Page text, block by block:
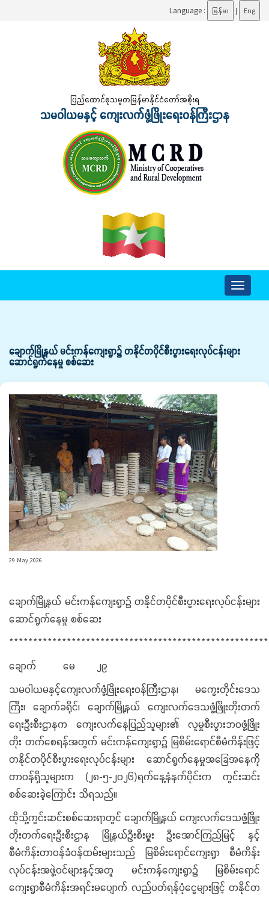
Language : မြန်မာ | Eng
ပြည်ထောင်စုသမ္မတမြန်မာနိုင်ငံတော်အစိုးရ
သမဝါယမနှင့် ကျေးလက်ဖွံ့ဖြိုးရေးဝန်ကြီးဌာန
Toggle
‌ချောက်မြို့နယ် မင်းကန်ကျေးရွာ၌ တနိုင်တပိုင်စီးပွားရေးလုပ်ငန်းများ
ဆောင်ရွက်နေမှု စစ်ဆေး
29 May,2026
‌ချောက်မြို့နယ် မင်းကန်ကျေးရွာ၌ တနိုင်တပိုင်စီးပွားရေးလုပ်ငန်းများ
ဆောင်ရွက်နေမှု စစ်ဆေး
‎ချောက် မေ ၂၉
‎‎သမဝါယမနှင့်ကျေးလက်ဖွံ့ဖြိုးရေးဝန်ကြီးဌာန၊ မကွေးတိုင်းဒေသ
ကြီး၊ ချောက်ခရိုင်၊ ချောက်မြို့နယ် ကျေးလက်ဒေသဖွံ့ဖြိုးတိုးတက်
ရေးဦးစီးဌာနက ကျေးလက်နေပြည်သူများ၏ လူမှုစီးပွားဘဝဖွံ့ဖြိုး
တိုး တက်စေရန်အတွက် မင်းကန်ကျေးရွာ၌ မြစိမ်းရောင်စီမံကိန်းဖြင့်
တနိုင်တပိုင်စီးပွားရေးလုပ်ငန်းများ ဆောင်ရွက်နေမှုအခြေအနေကို
တာဝန်ရှိသူများက (၂၈-၅-၂၀၂၆)ရက်နေ့နံနက်ပိုင်းက ကွင်းဆင်း
စစ်ဆေးခဲ့ကြောင်း သိရသည်။
‎‎ထိုသို့ကွင်းဆင်းစစ်ဆေးရာတွင် ချောက်မြို့နယ် ကျေးလက်ဒေသဖွံ့ဖြိုး
တိုးတက်ရေးဦးစီးဌာန မြို့နယ်ဦးစီးမှူး ဦးအောင်ကြည်မြင့် နှင့်
စီမံကိန်းတာဝန်ခံဝန်ထမ်းများသည် မြစိမ်းရောင်ကျေးရွာ စီမံကိန်း
လုပ်ငန်းအဖွဲ့ဝင်များနှင့်အတူ မင်းကန်ကျေးရွာ၌ မြစိမ်းရောင်​
ကျေးရွာစီမံကိန်းအရင်းမပျောက် လည်ပတ်ရန်ပုံငွေများဖြင့် တနိုင်တ